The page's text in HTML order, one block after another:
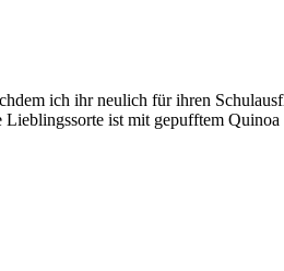
ich ihr neulich für ihren
Lieblingssorte ist mit gepufftem